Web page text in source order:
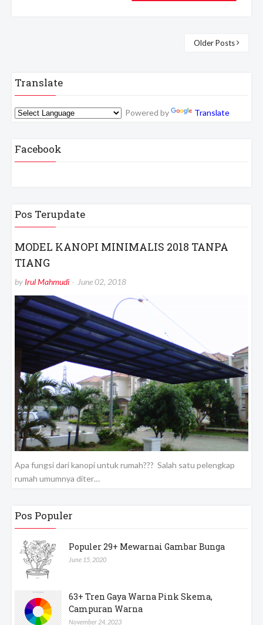
Older Posts
Translate
Powered by Translate
Facebook
Pos Terupdate
MODEL KANOPI MINIMALIS 2018 TANPA
TIANG
by Irul Mahmudi June 02, 2018
Apa fungsi dari kanopi untuk rumah??? Salah satu pelengkap
rumah umumnya diter…
Pos Populer
Populer 29+ Mewarnai Gambar Bunga
June 15, 2020
63+ Tren Gaya Warna Pink Skema,
Campuran Warna
November 24, 2023